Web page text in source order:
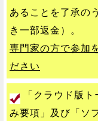
あることを了承の
き一部返金）。
専門家の方で参加
ださい
「クラウド版
み要項」及び「ソ